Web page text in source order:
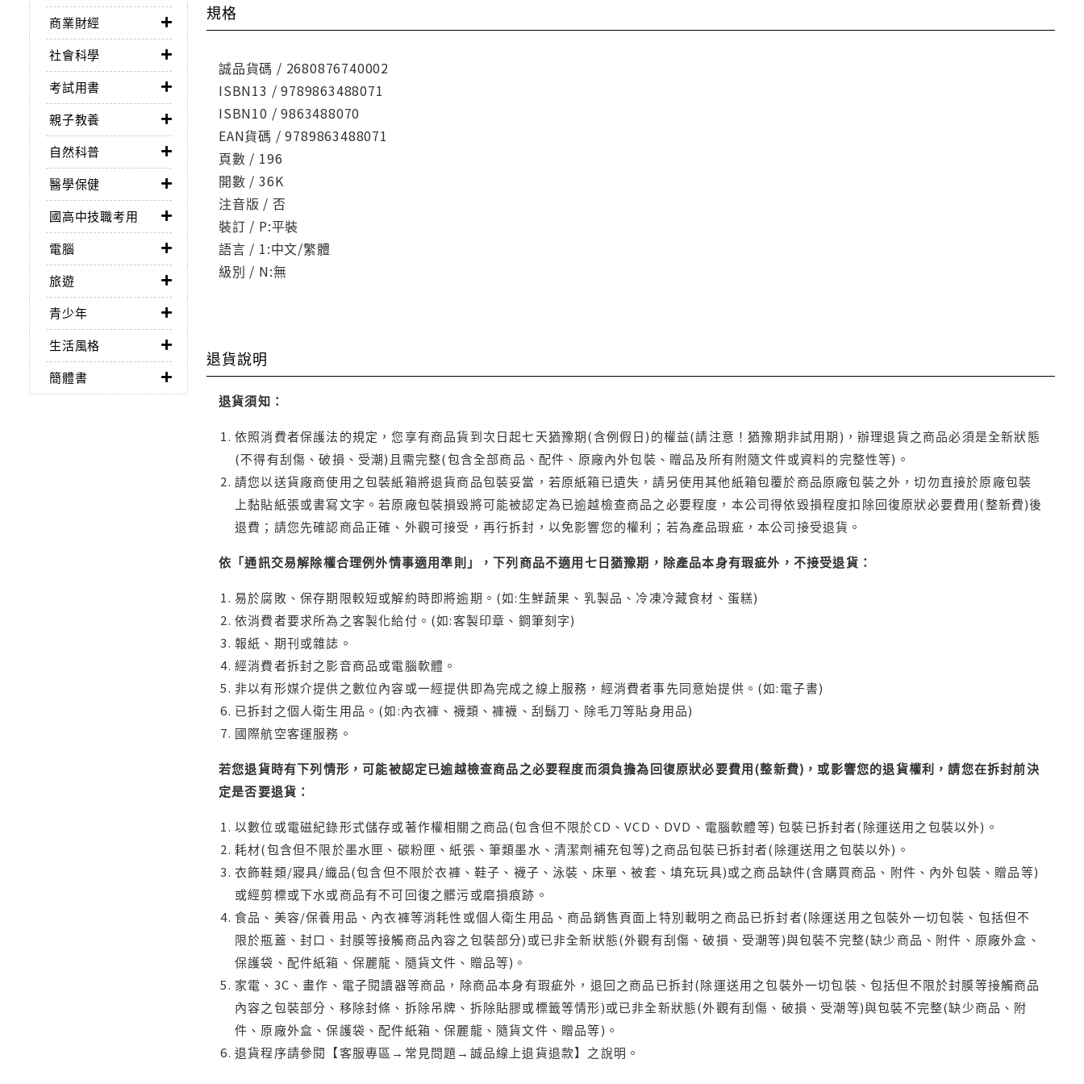
商業財經
社會科學
考試用書
親子教養
自然科普
醫學保健
國高中技職考用
電腦
旅遊
青少年
生活風格
簡體書
規格
誠品貨碼 / 2680876740002
ISBN13 / 9789863488071
ISBN10 / 9863488070
EAN貨碼 / 9789863488071
頁數 / 196
開數 / 36K
注音版 / 否
裝訂 / P:平裝
語言 / 1:中文/繁體
級別 / N:無
退貨說明
退貨須知：
依照消費者保護法的規定，您享有商品貨到次日起七天猶豫期(含例假日)的權益(請注意！猶豫期非試用期)，辦理退貨之商品必須是全新狀態
(不得有刮傷、破損、受潮)且需完整(包含全部商品、配件、原廠內外包裝、贈品及所有附隨文件或資料的完整性等)。
請您以送貨廠商使用之包裝紙箱將退貨商品包裝妥當，若原紙箱已遺失，請另使用其他紙箱包覆於商品原廠包裝之外，切勿直接於原廠包裝
上黏貼紙張或書寫文字。若原廠包裝損毀將可能被認定為已逾越檢查商品之必要程度，本公司得依毀損程度扣除回復原狀必要費用(整新費)後
退費；請您先確認商品正確、外觀可接受，再行拆封，以免影響您的權利；若為產品瑕疵，本公司接受退貨。
依「通訊交易解除權合理例外情事適用準則」，下列商品不適用七日猶豫期，除產品本身有瑕疵外，不接受退貨：
易於腐敗、保存期限較短或解約時即將逾期。(如:生鮮蔬果、乳製品、冷凍冷藏食材、蛋糕)
依消費者要求所為之客製化給付。(如:客製印章、鋼筆刻字)
報紙、期刊或雜誌。
經消費者拆封之影音商品或電腦軟體。
非以有形媒介提供之數位內容或一經提供即為完成之線上服務，經消費者事先同意始提供。(如:電子書)
已拆封之個人衛生用品。(如:內衣褲、襪類、褲襪、刮鬍刀、除毛刀等貼身用品)
國際航空客運服務。
若您退貨時有下列情形，可能被認定已逾越檢查商品之必要程度而須負擔為回復原狀必要費用(整新費)，或影響您的退貨權利，請您在拆封前決
定是否要退貨：
以數位或電磁紀錄形式儲存或著作權相關之商品(包含但不限於CD、VCD、DVD、電腦軟體等) 包裝已拆封者(除運送用之包裝以外)。
耗材(包含但不限於墨水匣、碳粉匣、紙張、筆類墨水、清潔劑補充包等)之商品包裝已拆封者(除運送用之包裝以外)。
衣飾鞋類/寢具/織品(包含但不限於衣褲、鞋子、襪子、泳裝、床單、被套、填充玩具)或之商品缺件(含購買商品、附件、內外包裝、贈品等)
或經剪標或下水或商品有不可回復之髒污或磨損痕跡。
食品、美容/保養用品、內衣褲等消耗性或個人衛生用品、商品銷售頁面上特別載明之商品已拆封者(除運送用之包裝外一切包裝、包括但不
限於瓶蓋、封口、封膜等接觸商品內容之包裝部分)或已非全新狀態(外觀有刮傷、破損、受潮等)與包裝不完整(缺少商品、附件、原廠外盒、
保護袋、配件紙箱、保麗龍、隨貨文件、贈品等)。
家電、3C、畫作、電子閱讀器等商品，除商品本身有瑕疵外，退回之商品已拆封(除運送用之包裝外一切包裝、包括但不限於封膜等接觸商品
內容之包裝部分、移除封條、拆除吊牌、拆除貼膠或標籤等情形)或已非全新狀態(外觀有刮傷、破損、受潮等)與包裝不完整(缺少商品、附
件、原廠外盒、保護袋、配件紙箱、保麗龍、隨貨文件、贈品等)。
退貨程序請參閱【客服專區→常見問題→誠品線上退貨退款】之說明。